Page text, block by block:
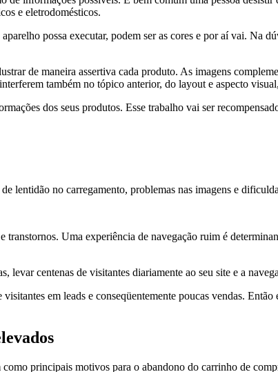
e eletrodomésticos.
possa executar, podem ser as cores e por aí vai. Na
de maneira assertiva cada produto. As imagens
também no tópico anterior, do layout e aspecto
dos seus produtos. Esse trabalho vai ser
lentidão no carregamento, problemas nas imagens e
transtornos. Uma experiência de navegação ruim é
levar centenas de visitantes diariamente ao seu site e a
em leads e conseqüentemente poucas vendas.
principais motivos para o abandono do carrinho de